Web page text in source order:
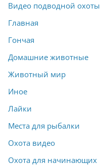
Видео подводной охоты
Главная
Гончая
Домашние животные
Животный мир
Иное
Лайки
Места для рыбалки
Охота видео
Охота для начинающих